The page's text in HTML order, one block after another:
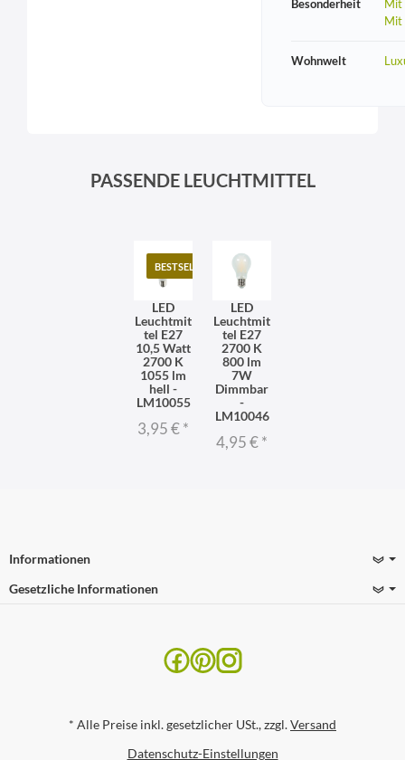
Besonderheit
Mit
Mit
Wohnwelt
PASSENDE LEUCHTMITTEL
BESTSELLER
LED
Leuchtmit
tel E27
10,5 Watt
2700 K
1055 lm
hell -
LM10055
3,95 €*
LED
Leuchtmit
tel E27
2700 K
800 lm
7W
Dimmbar
-
LM10046
4,95 €*
Informationen
Gesetzliche Informationen
* Alle Preise inkl. gesetzlicher USt., zzgl.Versand
Datenschutz-Einstellungen